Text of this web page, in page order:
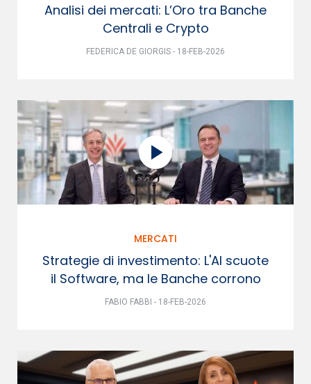
Analisi dei mercati: L’Oro tra Banche
Centrali e Crypto
FEDERICA DE GIORGIS - 18-FEB-2026
MERCATI
Strategie di investimento: L'AI scuote
il Software, ma le Banche corrono
FABIO FABBI - 18-FEB-2026